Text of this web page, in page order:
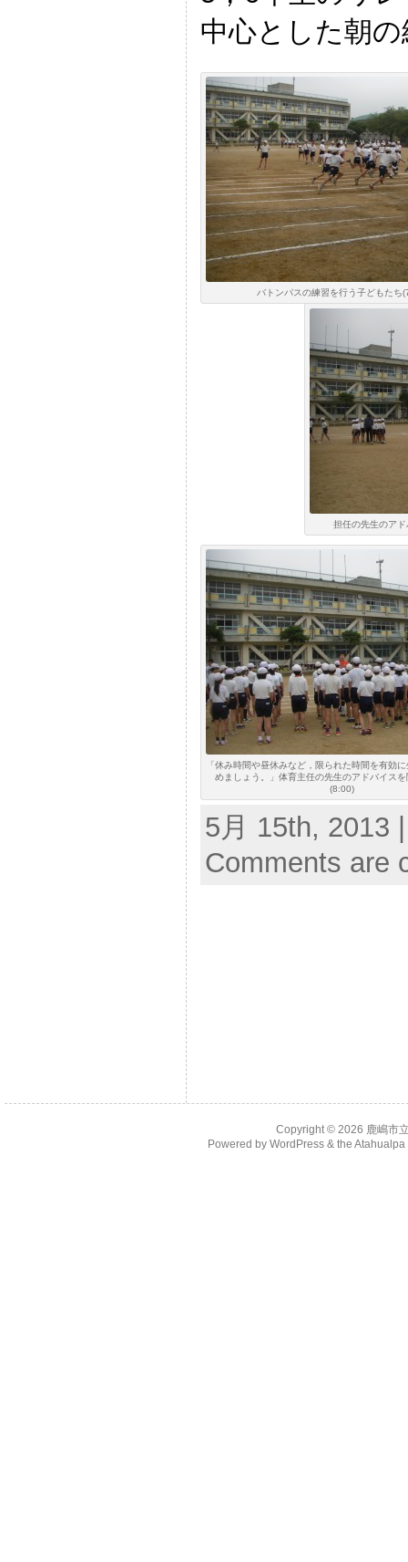
中心とした朝
バトンパスの練習を行う子どもたち
担任の先生のア
「休み時間や昼休みなど，限られた時間を有効
めましょう。」体育主任の先生のアドバイス
(8:00)
5月 15th, 2013
Comments are
Copyright © 2026 鹿嶋市
Powered by WordPress& the Atahualpa